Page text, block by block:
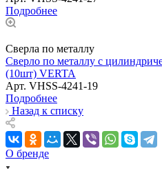
Подробнее
Сверла по металлу
Сверло по металлу с
(10шт) VERTA
Арт. VHSS-4241-19
Подробнее
Назад к списку
О бренде